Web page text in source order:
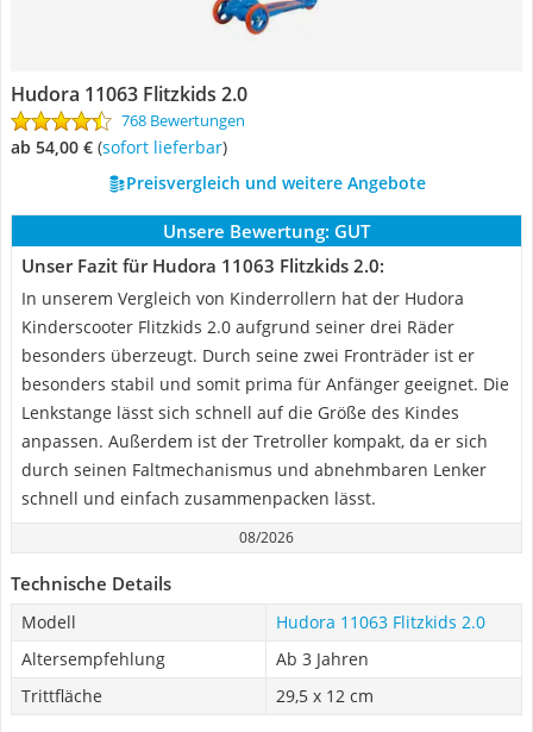
Hudora 11063 Flitzkids 2.0
768 Bewertungen
ab 54,00 € ( Sofort lieferbar)
Preisvergleich und weitere Angebote
Unsere Bewertung: GUT
Unser Fazit für Hudora 11063 Flitzkids 2.0:
In unserem Vergleich von Kinderrollern hat der Hudora
Kinderscooter Flitzkids 2.0 aufgrund seiner drei Räder
besonders überzeugt. Durch seine zwei Fronträder ist er
besonders stabil und somit prima für Anfänger geeignet. Die
Lenkstange lässt sich schnell auf die Größe des Kindes
anpassen. Außerdem ist der Tretroller kompakt, da er sich
durch seinen Faltmechanismus und abnehmbaren Lenker
schnell und einfach zusammenpacken lässt.
08/2026
Technische Details
Modell
Hudora 11063 Flitzkids 2.0
Altersempfehlung
Ab 3 Jahren
Trittfläche
29,5 x 12 cm